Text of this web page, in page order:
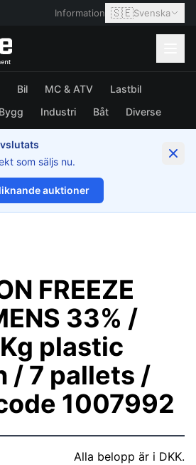
Information 🇸🇪Svenska
Bil MC & ATV
Lastbil
Bygg Industri Båt Diverse
som säljs nu.
auktioner
1/7
FREEZE
33% /
plastic
/ 7 pallets /
1007992
Alla belopp är i DKK.